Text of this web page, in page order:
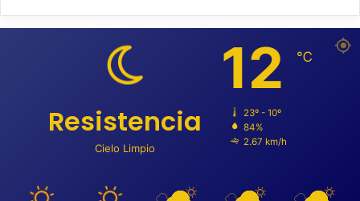
Resistencia
Cielo Limpio
12 ℃
23º - 10º
84%
2.67 km/h